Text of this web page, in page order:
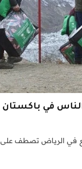
في الرياض تصطف على